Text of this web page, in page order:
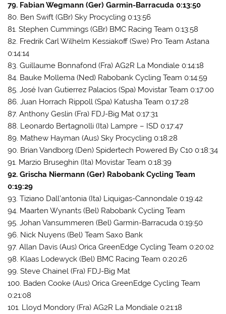
79. Fabian Wegmann (Ger) Garmin-Barracuda 0:13:50
80. Ben Swift (GBr) Sky Procycling 0:13:56
81. Stephen Cummings (GBr) BMC Racing Team 0:13:58
82. Fredrik Carl Wilhelm Kessiakoff (Swe) Pro Team Astana
0:14:14
83. Guillaume Bonnafond (Fra) AG2R La Mondiale 0:14:18
84. Bauke Mollema (Ned) Rabobank Cycling Team 0:14:59
85. José Ivan Gutierrez Palacios (Spa) Movistar Team 0:17:00
86. Juan Horrach Rippoll (Spa) Katusha Team 0:17:28
87. Anthony Geslin (Fra) FDJ-Big Mat 0:17:31
88. Leonardo Bertagnolli (Ita) Lampre – ISD 0:17:47
89. Mathew Hayman (Aus) Sky Procycling 0:18:28
90. Brian Vandborg (Den) Spidertech Powered By C10 0:18:34
91. Marzio Bruseghin (Ita) Movistar Team 0:18:39
92. Grischa Niermann (Ger) Rabobank Cycling Team
0:19:29
93. Tiziano Dall’antonia (Ita) Liquigas-Cannondale 0:19:42
94. Maarten Wynants (Bel) Rabobank Cycling Team
95. Johan Vansummeren (Bel) Garmin-Barracuda 0:19:50
96. Nick Nuyens (Bel) Team Saxo Bank
97. Allan Davis (Aus) Orica GreenEdge Cycling Team 0:20:02
98. Klaas Lodewyck (Bel) BMC Racing Team 0:20:26
99. Steve Chainel (Fra) FDJ-Big Mat
100. Baden Cooke (Aus) Orica GreenEdge Cycling Team
0:21:08
101. Lloyd Mondory (Fra) AG2R La Mondiale 0:21:18